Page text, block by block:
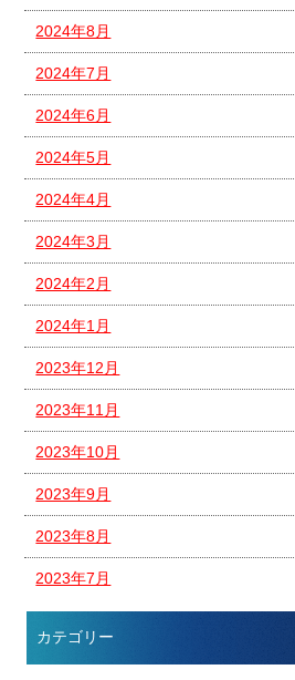
2024年8月
2024年7月
2024年6月
2024年5月
2024年4月
2024年3月
2024年2月
2024年1月
2023年12月
2023年11月
2023年10月
2023年9月
2023年8月
2023年7月
カテゴリー